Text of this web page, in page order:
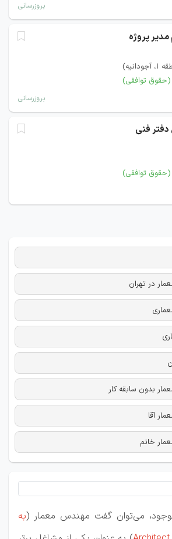
بروزرسانی
پروژه
(حقوق توافقی)
بروزرسانی
فنی
(حقوق توافقی)
در تهران
بدون سابقه کار
آقا
خانم
می‌توان گفت مهندس معمار (به